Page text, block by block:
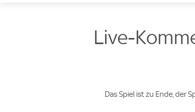
Live-
Das Spiel ist zu Ende, der